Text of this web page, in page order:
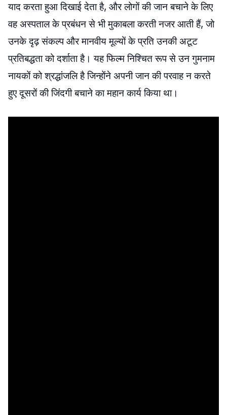
याद करता हुआ दिखाई देता है, और लोगों की जान बचाने के लिए
वह अस्पताल के प्रबंधन से भी मुकाबला करती नजर आती हैं, जो
उनके दृढ़ संकल्प और मानवीय मूल्यों के प्रति उनकी अटूट
प्रतिबद्धता को दर्शाता है। यह फिल्म निश्चित रूप से उन गुमनाम
नायकों को श्रद्धांजलि है जिन्होंने अपनी जान की परवाह न करते
हुए दूसरों की जिंदगी बचाने का महान कार्य किया था।